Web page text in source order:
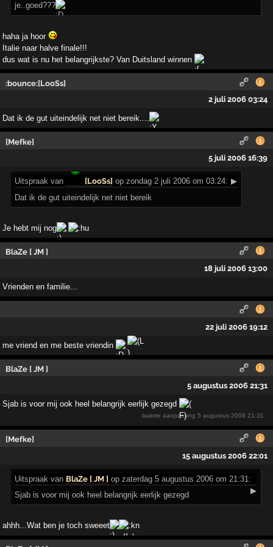
je..goed???
haha ja hoor
Italie naar halve finale!!!
dus wat is nu het belangrijkste? Van Duitsland winnen
:bounce:[LooSs]
2 juli 2006 03:24
Dat ik de gut uiteindelijk net niet bereik....
[Mefke]
5 juli 2006 16:39
Uitspraak van [LooSs] op zondag 2 juli 2006 om 03:24: ▶
Dat ik de gut uiteindelijk net niet bereik
Je hebt mij nog
BlaZe [ JM ]
18 juli 2006 13:00
Vrienden en familie...
22 juli 2006 19:12
me vriend en me beste vriendin
BlaZe [ JM ]
5 augustus 2006 21:31
Sjab is voor mij ook heel belangrijk eerlijk gezegd
laatste aanpassing5 augustus 2006 21:31
[Mefke]
15 augustus 2006 22:01
Uitspraak van BlaZe [ JM ] op zaterdag 5 augustus 2006 om 21:31:
▶
Sjab is voor mij ook heel belangrijk eerlijk gezegd
ahhh...Wat ben je toch sweeet